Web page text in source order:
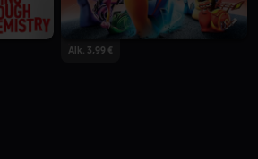
Alk. 3,99 €